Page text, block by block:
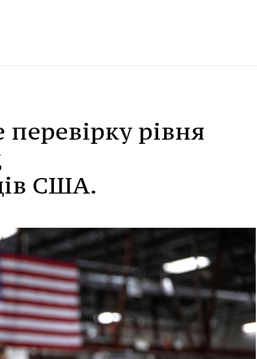
рівня
США.